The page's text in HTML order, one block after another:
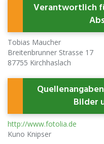
Verantwortlich
Tobias Maucher
Breitenbrunner Strasse 17
87755 Kirchhaslach
Bilder
http://www.fotolia.de
Kuno Knipser